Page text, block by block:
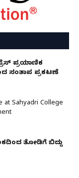
ಪ್ರಯಾಣಿಕ
ಸಂತಾಪ ಪ್ರಕಟಣೆ
at Sahyadri College
ತೋಡಿಗೆ ಬಿದ್ದು